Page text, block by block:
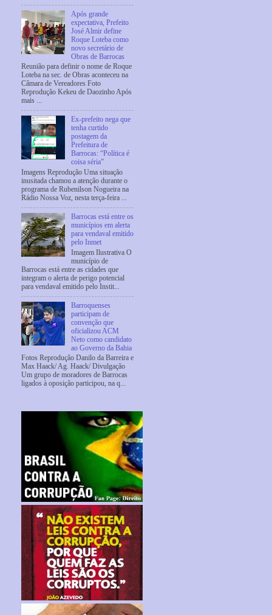
Após grande
expectativa, Prefeito
José Almir define
Roque Loteba como
novo secretário de
Obras de Barrocas
Reunião para definir o nome de Roque
Loteba na sec. de Obras aconteceu na
Câmara de Vereadores Foto
Reprodução Kekeu de Daozinho Após
mais ...
Ex-prefeito nega que
tenha curtido
postagem da
Prefeitura de
Barrocas: “Política é
coisa séria”
Imagens Reprodução Uma situação
inusitada chamou a atenção durante o
programa de Rubenilson Nogueira na
Rádio Nossa Voz, nesta terça-feira ...
Barrocas está entre os
municípios em alerta
para vendaval emitido
pelo Inmet
Imagem Ilustrativa O
município de
Barrocas está entre as cidades que
integram o alerta de perigo potencial
para vendaval emitido pelo Instit...
Barroquenses
participam de
convenção que
oficializou ACM
Neto como candidato
ao Governo da Bahia
Fotos Reprodução Danilo da Barreira e
Max Haack/ Ag. Haack/ Divulgação
Um grupo de moradores de Barrocas
ligados à oposição participou, na q...